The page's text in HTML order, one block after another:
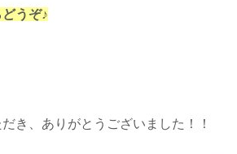
うぞ♪
き、ありがとうございました！！